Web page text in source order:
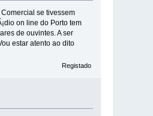
se tivessem
on line do Porto tem
de ouvintes. A ser
estar atento ao dito
Registado